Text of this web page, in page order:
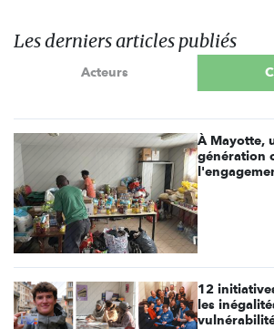
Les derniers articles publiés
Acteurs
À Mayotte,
génération
12
les